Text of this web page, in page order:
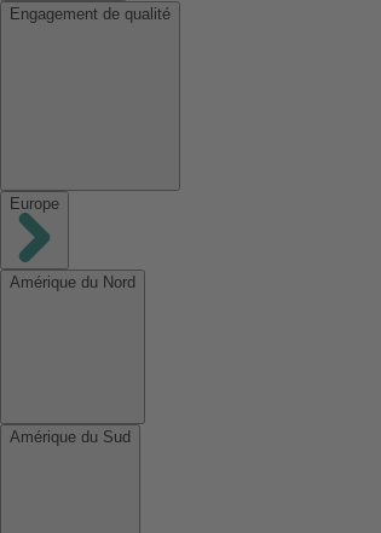
Engagement de qualité
Europe
Amérique du Nord
Amérique du Sud